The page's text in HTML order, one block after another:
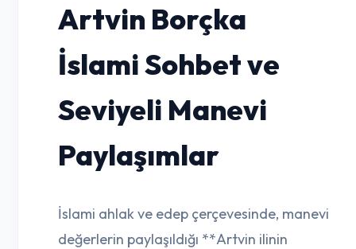
Artvin Borçka
İslami Sohbet ve
Seviyeli Manevi
Paylaşımlar
İslami ahlak ve edep çerçevesinde, manevi
değerlerin paylaşıldığı **Artvin ilinin